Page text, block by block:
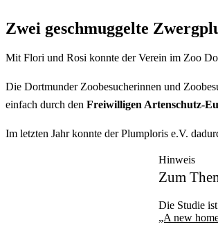
Zwei geschmuggelte
Mit Flori und Rosi konnte der Verein im Zoo
Die Dortmunder Zoobesucherinnen und
einfach durch den Freiwilligen Artenschutz-
Im letzten Jahr konnte der Plumploris e.V.
Hinweis
Zum
Die Studie
„A new